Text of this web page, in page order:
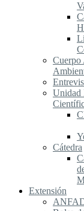
Cuerpo
Unidad
Cátedra
Extensión